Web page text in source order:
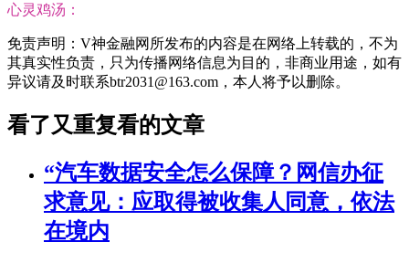
心灵鸡汤：
免责声明：V神金融网所发布的内容是在网络上转载的，不为
其真实性负责，只为传播网络信息为目的，非商业用途，如有
异议请及时联系btr2031@163.com，本人将予以删除。
看了又重复看的文章
“汽车数据安全怎么保障？网信办征
求意见：应取得被收集人同意，依法
在境内